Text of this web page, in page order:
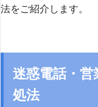
法をご紹介します。
迷惑電話・
処法